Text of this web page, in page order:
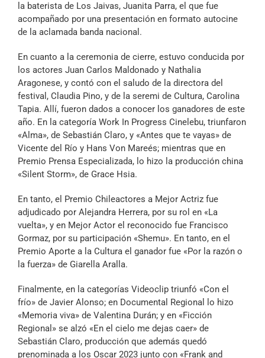
la baterista de Los Jaivas, Juanita Parra, el que fue
acompañado por una presentación en formato autocine
de la aclamada banda nacional.
En cuanto a la ceremonia de cierre, estuvo conducida por
los actores Juan Carlos Maldonado y Nathalia
Aragonese, y contó con el saludo de la directora del
festival, Claudia Pino, y de la seremi de Cultura, Carolina
Tapia. Allí, fueron dados a conocer los ganadores de este
año. En la categoría Work In Progress Cinelebu, triunfaron
«Alma», de Sebastián Claro, y «Antes que te vayas» de
Vicente del Río y Hans Von Mareés; mientras que en
Premio Prensa Especializada, lo hizo la producción china
«Silent Storm», de Grace Hsia.
En tanto, el Premio Chileactores a Mejor Actriz fue
adjudicado por Alejandra Herrera, por su rol en «La
vuelta», y en Mejor Actor el reconocido fue Francisco
Gormaz, por su participación «Shemu». En tanto, en el
Premio Aporte a la Cultura el ganador fue «Por la razón o
la fuerza» de Giarella Aralla.
Finalmente, en la categorías Videoclip triunfó «Con el
frío» de Javier Alonso; en Documental Regional lo hizo
«Memoria viva» de Valentina Durán; y en «Ficción
Regional» se alzó «En el cielo me dejas caer» de
Sebastián Claro, producción que además quedó
prenominada a los Oscar 2023 junto con «Frank and